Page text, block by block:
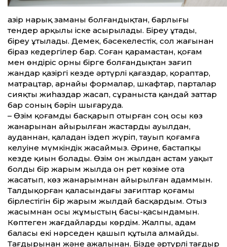
Қазір нарық заманы болғандықтан, барлығы
тендер арқылы іске асырылады. Біреу ұтады,
біреу ұтылады. Демек, бәсекелестік, сол жағынан
біраз кедергілер бар. Соған қарамастан, қоғам
мен өндіріс орны бірге болғандықтан зағип
жандар қазіргі кезде әртүрлі қағаздар, қораптар,
матрацтар, арнайы формалар, шкафтар, парталар
сияқты жиһаздар жасап, сұраныста қандай заттар
бар соның бәрін шығаруда.
– Өзім қоғамды басқарып отырған соң осы көз
жанарынан айырылған жастарды ауылдан,
ауданнан, қаладан іздеп жүріп, тауып қоғамға
келуіне мүмкіндік жасаймыз. Әрине, бастапқы
кезде қиын болады. Өзім он жылдан астам уақыт
болды бір жарым жылда он рет көзіме ота
жасатып, көз жанарымнан айырылған адаммын.
Талдықорған қаласындағы зағиптар қоғамы
бірлестігін бір жарым жылдай басқардым. Отыз
жасымнан осы жұмыстың басы-қасындамын.
Көптеген жағдайларды көрдім. Жалпы, адам
баласы екі нәрседен қашып құтыла алмайды.
Тағдырынан және ажалынан. Бізде әртүрлі тағдыр